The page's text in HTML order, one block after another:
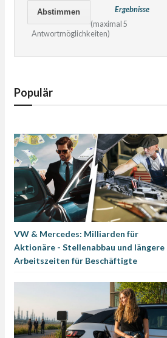
Ergebnisse
(maximal 5
Antwortmöglichkeiten)
Populär
VW & Mercedes: Milliarden für
Aktionäre - Stellenabbau und längere
Arbeitszeiten für Beschäftigte